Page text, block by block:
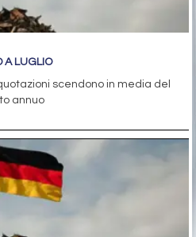
A LUGLIO
scendono in media del
annuo